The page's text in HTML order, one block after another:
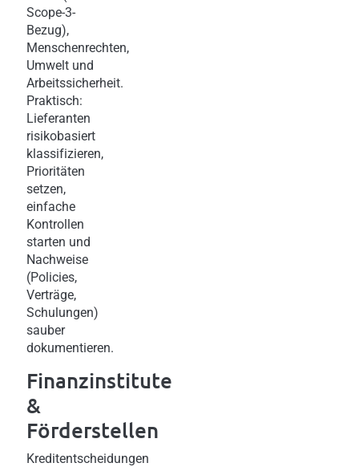
Scope-3-
Bezug),
Menschenrechten,
Umwelt und
Arbeitssicherheit.
Praktisch:
Lieferanten
risikobasiert
klassifizieren,
Prioritäten
setzen,
einfache
Kontrollen
starten und
Nachweise
(Policies,
Verträge,
Schulungen)
sauber
dokumentieren.
Finanzinstitute
&
Förderstellen
Kreditentscheidungen